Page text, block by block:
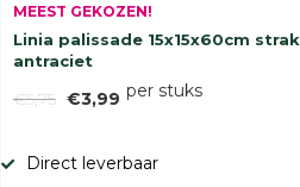
MEEST GEKOZEN!
Linia palissade 15x15x60cm strak
antraciet
€5,75 €3,99 per stuks
Direct leverbaar